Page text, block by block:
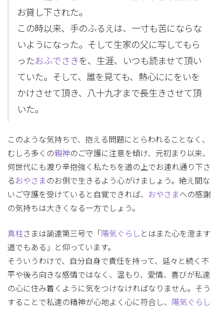
お貸し下された。
この時以来、手のふるえは、一寸も苦にならな
いようになった。そして生家の父に写してもら
ったおふでさきを、生涯、いつも読ませて頂い
ていた。そして、誰を見ても、熱心ににをいを
かけさせて頂き、八十九才まで長生きさせて頂
いた。
このような気持ちで、抱える問題にとらわれることなく、
むしろ多くの親神のご守護に注意を傾け、元初まり以来、
何世代にも渡り辛抱強く私たちを道の上でお連れ通り下さ
る おやさま のお側で生きるよう心がけましょう。絶え間な
いご守護を受けていると自覚できれば、
おやさまへの感謝
の気持ちは大きくなる一方でしょう。
真柱さまは諭達第三号で「 陽気ぐらし とはまた心を澄ます
道でもある」と仰っています。
そういうわけで、自分自身で責任を持って、延々と続く不
平や後ろ向きな感情ではなく、温もり、愛情、喜びが私達
の心に住み着くように気をつけなければなりません。そう
することで私達の精神が心地よく心に符合し、
陽気ぐらし